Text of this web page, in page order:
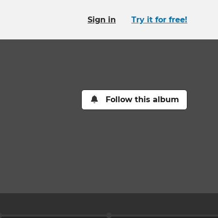
Sign in Try it for free!
Follow this album